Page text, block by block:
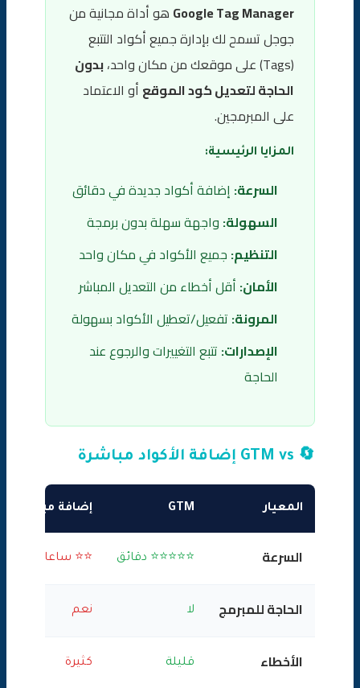
Google Tag Manager هو أداة مجانية من
جوجل تسمح لك بإدارة جميع أكواد التتبع
(Tags) على موقعك من مكان واحد،
بدون
الحاجة لتعديل كود الموقع أو الاعتماد
على المبرمجين.
المزايا الرئيسية:
السرعة: إضافة أكواد جديدة في دقائق
السهولة: واجهة سهلة بدون برمجة
التنظيم: جميع الأكواد في مكان واحد
الأمان: أقل أخطاء من التعديل المباشر
المرونة: تفعيل/تعطيل الأكواد بسهولة
الإصدارات: تتبع التغييرات والرجوع عند
الحاجة
🔄 GTM vs إضافة الأكواد مباشرة
المعيار GTM إضافة مباشرة
السرعة ⭐⭐⭐⭐⭐ دقائق ⭐⭐ ساعات-أيام
الحاجة للمبرمج لا نعم
الأخطاء قليلة كثيرة